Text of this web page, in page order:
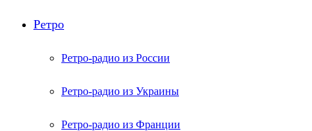
Ретро
Ретро-радио из России
Ретро-радио из Украины
Ретро-радио из Франции